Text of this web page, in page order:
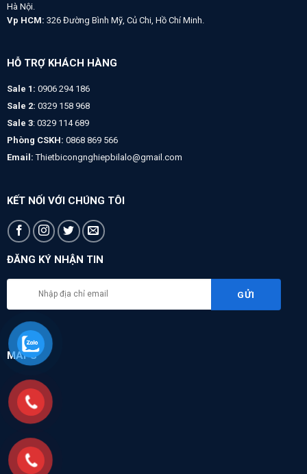
Hà Nội.
Vp HCM: 326 Đường Bình Mỹ, Củ Chi, Hồ Chí Minh.
HỖ TRỢ KHÁCH HÀNG
Sale 1: 0906 294 186
Sale 2: 0329 158 968
Sale 3: 0329 114 689
Phòng CSKH: 0868 869 566
Email: Thietbicongnghiepbilalo@gmail.com
KẾT NỐI VỚI CHÚNG TÔI
ĐĂNG KÝ NHẬN TIN
MAPS